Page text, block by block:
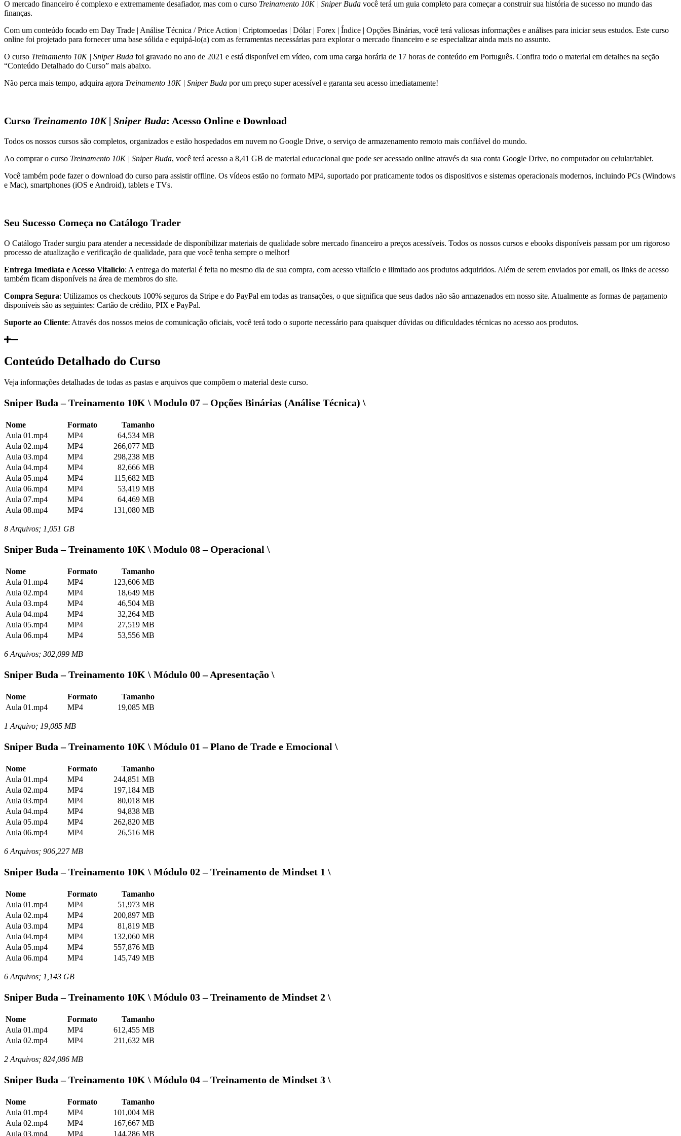
O mercado financeiro é complexo e extremamente desafiador, mas com o curso Treinamento 10K | Sniper Buda você terá um guia completo para começar a construir sua história de sucesso no mundo das
finanças.
Com um conteúdo focado em Day Trade | Análise Técnica / Price Action | Criptomoedas | Dólar | Forex | Índice | Opções Binárias, você terá valiosas informações e análises para iniciar seus estudos. Este curso
online foi projetado para fornecer uma base sólida e equipá-lo(a) com as ferramentas necessárias para explorar o mercado financeiro e se especializar ainda mais no assunto.
O curso Treinamento 10K | Sniper Buda foi gravado no ano de 2021 e está disponível em vídeo, com uma carga horária de 17 horas de conteúdo em Português. Confira todo o material em detalhes na seção
“Conteúdo Detalhado do Curso” mais abaixo.
Não perca mais tempo, adquira agora Treinamento 10K | Sniper Buda por um preço super acessível e garanta seu acesso imediatamente!
Curso Treinamento 10K | Sniper Buda: Acesso Online e Download
Todos os nossos cursos são completos, organizados e estão hospedados em nuvem no Google Drive, o serviço de armazenamento remoto mais confiável do mundo.
Ao comprar o curso Treinamento 10K | Sniper Buda, você terá acesso a 8,41 GB de material educacional que pode ser acessado online através da sua conta Google Drive, no computador ou celular/tablet.
Você também pode fazer o download do curso para assistir offline. Os vídeos estão no formato MP4, suportado por praticamente todos os dispositivos e sistemas operacionais modernos, incluindo PCs (Windows
e Mac), smartphones (iOS e Android), tablets e TVs.
Seu Sucesso Começa no Catálogo Trader
O Catálogo Trader surgiu para atender a necessidade de disponibilizar materiais de qualidade sobre mercado financeiro a preços acessíveis. Todos os nossos cursos e ebooks disponíveis passam por um rigoroso
processo de atualização e verificação de qualidade, para que você tenha sempre o melhor!
Entrega Imediata e Acesso Vitalício: A entrega do material é feita no mesmo dia de sua compra, com acesso vitalício e ilimitado aos produtos adquiridos. Além de serem enviados por email, os links de acesso
também ficam disponíveis na área de membros do site.
Compra Segura: Utilizamos os checkouts 100% seguros da Stripe e do PayPal em todas as transações, o que significa que seus dados não são armazenados em nosso site. Atualmente as formas de pagamento
disponíveis são as seguintes: Cartão de crédito, PIX e PayPal.
Suporte ao Cliente: Através dos nossos meios de comunicação oficiais, você terá todo o suporte necessário para quaisquer dúvidas ou dificuldades técnicas no acesso aos produtos.
Conteúdo Detalhado do Curso
Veja informações detalhadas de todas as pastas e arquivos que compõem o material deste curso.
Sniper Buda – Treinamento 10K \ Modulo 07 – Opções Binárias (Análise Técnica) \
Nome Formato
Tamanho
Aula 01.mp4
MP4
64,534 MB
Aula 02.mp4
MP4
266,077 MB
Aula 03.mp4
MP4
298,238 MB
Aula 04.mp4
MP4
82,666 MB
Aula 05.mp4
MP4
115,682 MB
Aula 06.mp4
MP4
53,419 MB
Aula 07.mp4
MP4
64,469 MB
Aula 08.mp4
MP4 131,080 MB
8 Arquivos; 1,051 GB
Sniper Buda – Treinamento 10K \ Modulo 08 – Operacional \
Nome Formato
Tamanho
Aula 01.mp4
MP4
123,606 MB
Aula 02.mp4
MP4
18,649 MB
Aula 03.mp4
MP4
46,504 MB
Aula 04.mp4
MP4
32,264 MB
Aula 05.mp4
MP4
27,519 MB
Aula 06.mp4
MP4 53,556 MB
6 Arquivos; 302,099 MB
Sniper Buda – Treinamento 10K \ Módulo 00 – Apresentação \
Nome Formato
Tamanho
Aula 01.mp4
MP4 19,085 MB
1 Arquivo; 19,085 MB
Sniper Buda – Treinamento 10K \ Módulo 01 – Plano de Trade e Emocional \
Nome Formato
Tamanho
Aula 01.mp4
MP4
244,851 MB
Aula 02.mp4
MP4
197,184 MB
Aula 03.mp4
MP4
80,018 MB
Aula 04.mp4
MP4
94,838 MB
Aula 05.mp4
MP4
262,820 MB
Aula 06.mp4
MP4 26,516 MB
6 Arquivos; 906,227 MB
Sniper Buda – Treinamento 10K \ Módulo 02 – Treinamento de Mindset 1 \
Nome Formato
Tamanho
Aula 01.mp4
MP4
51,973 MB
Aula 02.mp4
MP4
200,897 MB
Aula 03.mp4
MP4
81,819 MB
Aula 04.mp4
MP4
132,060 MB
Aula 05.mp4
MP4
557,876 MB
Aula 06.mp4
MP4 145,749 MB
6 Arquivos; 1,143 GB
Sniper Buda – Treinamento 10K \ Módulo 03 – Treinamento de Mindset 2 \
Nome Formato
Tamanho
Aula 01.mp4
MP4
612,455 MB
Aula 02.mp4
MP4 211,632 MB
2 Arquivos; 824,086 MB
Sniper Buda – Treinamento 10K \ Módulo 04 – Treinamento de Mindset 3 \
Nome Formato
Tamanho
Aula 01.mp4
MP4
101,004 MB
Aula 02.mp4
MP4
167,667 MB
Aula 03.mp4
MP4 144,286 MB